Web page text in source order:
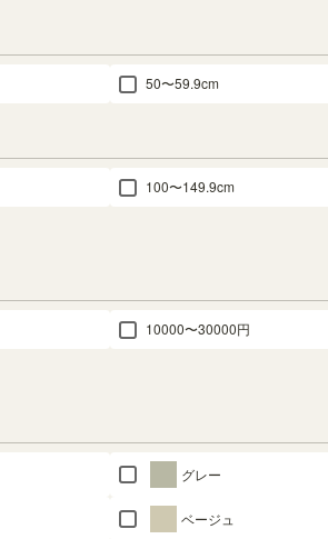
50〜59.9cm
100〜149.9cm
10000〜30000円
グレー
ベージュ